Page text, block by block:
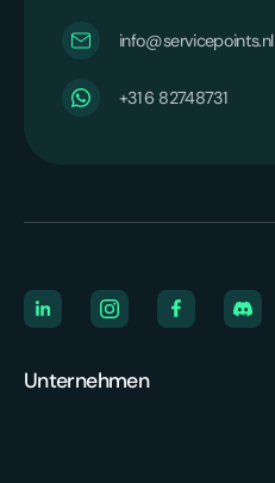
info@servicepoints.nl
+31 6 82748731
Unternehmen